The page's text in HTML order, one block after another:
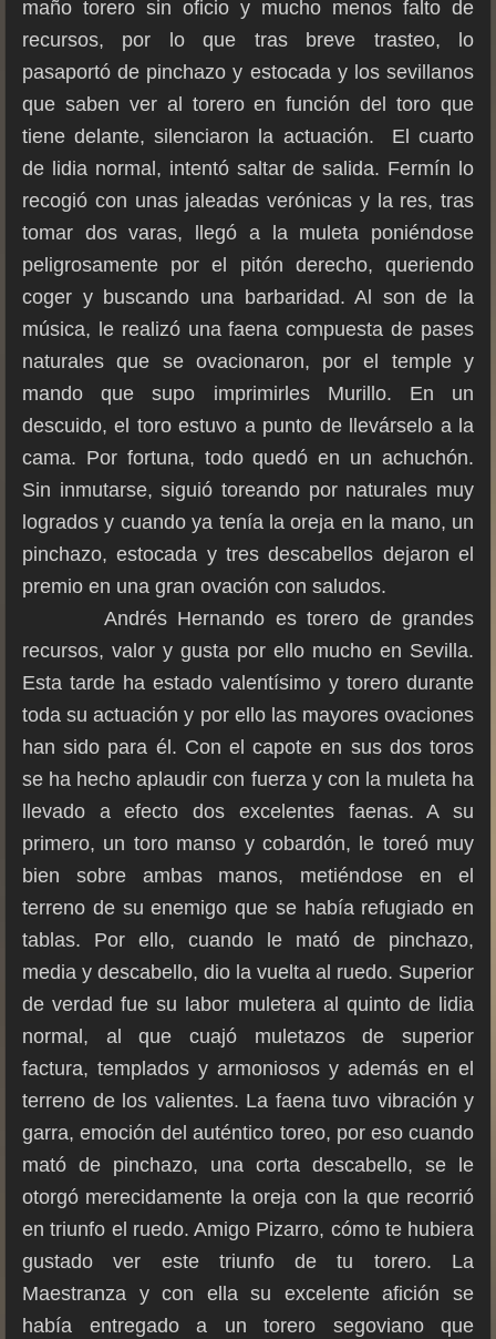
maño torero sin oficio y mucho menos falto de
recursos, por lo que tras breve trasteo, lo
pasaportó de pinchazo y estocada y los sevillanos
que saben ver al torero en función del toro que
tiene delante, silenciaron la actuación. El cuarto
de lidia normal, intentó saltar de salida. Fermín lo
recogió con unas jaleadas verónicas y la res, tras
tomar dos varas, llegó a la muleta poniéndose
peligrosamente por el pitón derecho, queriendo
coger y buscando una barbaridad. Al son de la
música, le realizó una faena compuesta de pases
naturales que se ovacionaron, por el temple y
mando que supo imprimirles Murillo. En un
descuido, el toro estuvo a punto de llevárselo a la
cama. Por fortuna, todo quedó en un achuchón.
Sin inmutarse, siguió toreando por naturales muy
logrados y cuando ya tenía la oreja en la mano, un
pinchazo, estocada y tres descabellos dejaron el
premio en una gran ovación con saludos.
Andrés Hernando es torero de grandes
recursos, valor y gusta por ello mucho en Sevilla.
Esta tarde ha estado valentísimo y torero durante
toda su actuación y por ello las mayores ovaciones
han sido para él. Con el capote en sus dos toros
se ha hecho aplaudir con fuerza y con la muleta ha
llevado a efecto dos excelentes faenas. A su
primero, un toro manso y cobardón, le toreó muy
bien sobre ambas manos, metiéndose en el
terreno de su enemigo que se había refugiado en
tablas. Por ello, cuando le mató de pinchazo,
media y descabello, dio la vuelta al ruedo. Superior
de verdad fue su labor muletera al quinto de lidia
normal, al que cuajó muletazos de superior
factura, templados y armoniosos y además en el
terreno de los valientes. La faena tuvo vibración y
garra, emoción del auténtico toreo, por eso cuando
mató de pinchazo, una corta descabello, se le
otorgó merecidamente la oreja con la que recorrió
en triunfo el ruedo. Amigo Pizarro, cómo te hubiera
gustado ver este triunfo de tu torero. La
Maestranza y con ella su excelente afición se
había entregado a un torero segoviano que